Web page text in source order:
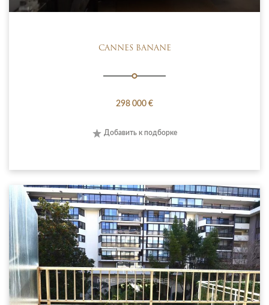
CANNES BANANE
298 000 €
Добавить к подборке